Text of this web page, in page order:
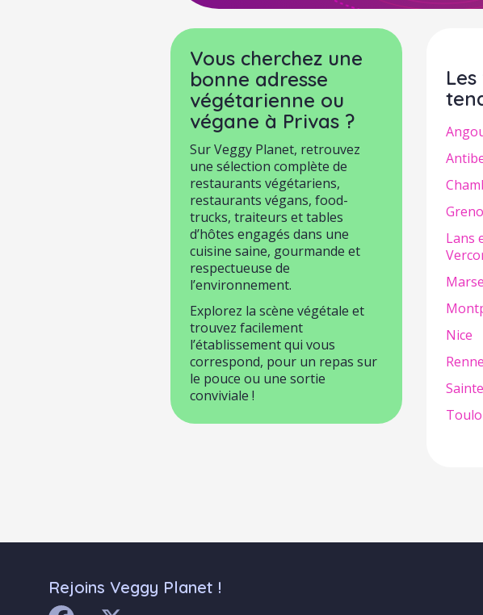
Vous cherchez une
bonne adresse
végétarienne ou
végane à Privas ?
Sur Veggy Planet, retrouvez
une sélection complète de
restaurants végétariens,
restaurants végans, food-
trucks, traiteurs et tables
d’hôtes engagés dans une
cuisine saine, gourmande et
respectueuse de
l’environnement.
Explorez la scène végétale et
trouvez facilement
l’établissement qui vous
correspond, pour un repas sur
le pouce ou une sortie
conviviale !
Lans
Nice
Rejoins Veggy Planet !